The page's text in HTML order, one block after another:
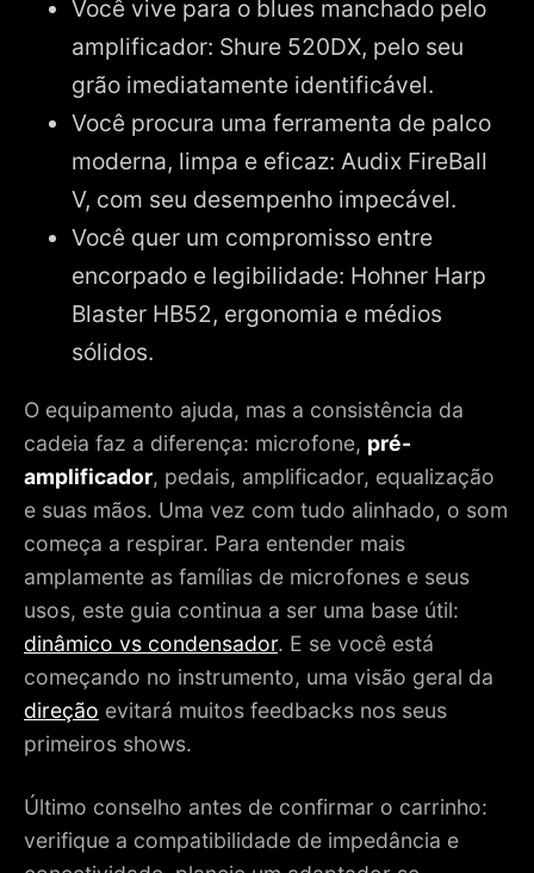
Você vive para o blues manchado pelo
amplificador: Shure 520DX, pelo seu
grão imediatamente identificável.
Você procura uma ferramenta de palco
moderna, limpa e eficaz: Audix FireBall
V, com seu desempenho impecável.
Você quer um compromisso entre
encorpado e legibilidade: Hohner Harp
Blaster HB52, ergonomia e médios
sólidos.
O equipamento ajuda, mas a consistência da
cadeia faz a diferença: microfone, pré-
amplificador, pedais, amplificador, equalização
e suas mãos. Uma vez com tudo alinhado, o som
começa a respirar. Para entender mais
amplamente as famílias de microfones e seus
usos, este guia continua a ser uma base útil:
dinâmico vs condensador. E se você está
começando no instrumento, uma visão geral da
direção evitará muitos feedbacks nos seus
primeiros shows.
Último conselho antes de confirmar o carrinho:
verifique a compatibilidade de impedância e